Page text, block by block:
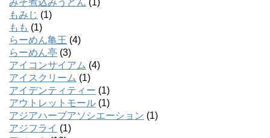
もみじ (1)
もも (1)
らーめん亀王 (4)
らーめん亭 (3)
アイコンサイアム (4)
アイスクリーム (1)
アイデンティティー (1)
アウトレットモール (1)
アジアハーブアソシエーション (1)
アジフライ (1)